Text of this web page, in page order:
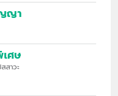
ญา
ศษ
สาวะ